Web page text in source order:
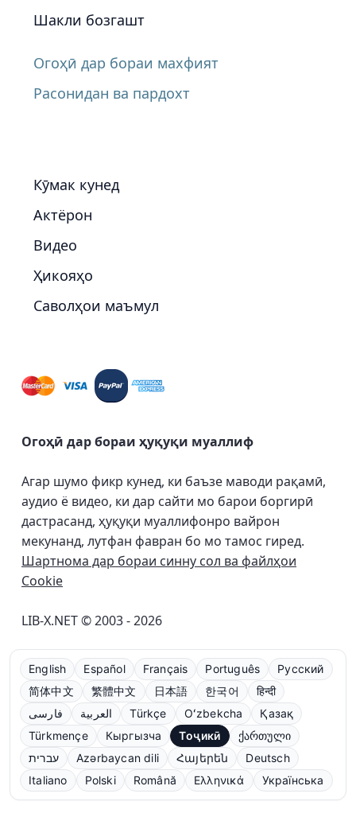
Шакли бозгашт
Огоҳӣ дар бораи махфият
Расонидан ва пардохт
Кӯмак кунед
Актёрон
Видео
Ҳикояҳо
Саволҳои маъмул
Огоҳӣ дар бораи ҳуқуқи муаллиф
Агар шумо фикр кунед, ки баъзе маводи рақамӣ,
аудио ё видео, ки дар сайти мо барои боргирӣ
дастрасанд, ҳуқуқи муаллифонро вайрон
мекунанд, лутфан фавран бо мо тамос гиред.
Шартнома дар бораи синну сол ва файлҳои
Cookie
LIB-X.NET © 2003 - 2026
English Español Français Português
Русский
简体中文
繁體中文 日本語 한국어
हिन्दी
فارسی
العربية Türkçe Oʻzbekcha
Қазақ
Türkmençe
Кыргызча Тоҷикӣ
ქართული
עברית
Azərbaycan dili Հայերեն
Deutsch
Italiano
Polski Română Ελληνικά Українська